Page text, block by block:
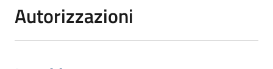
Autorizzazioni